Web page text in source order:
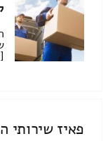
פאיז שירותי